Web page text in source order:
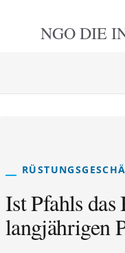
NGO DIE
Ist Pfahls das
langjährigen